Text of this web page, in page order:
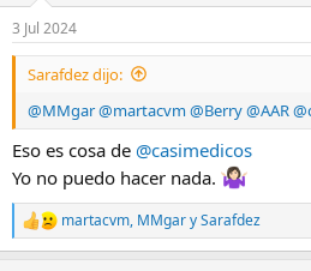
3 Jul 2024
Sarafdez dijo:
@MMgar@martacvm@Berry@AAR
Eso es cosa de @casimedicos
Yo no puedo hacer nada.
R
e
martacvm, MMgarySarafdez